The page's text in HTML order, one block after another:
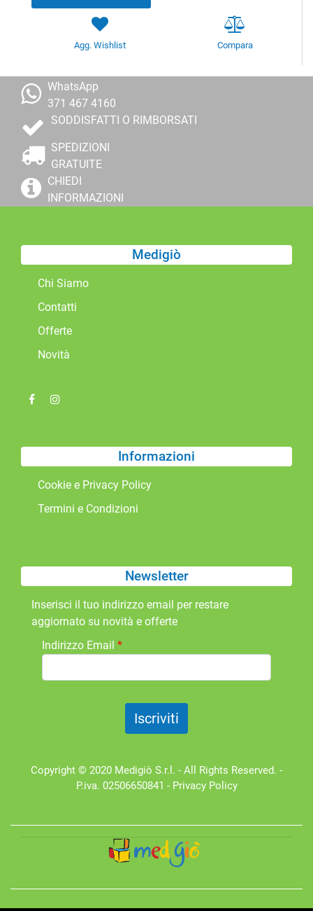
Agg. Wishlist Compara
WhatsApp
371 467 4160
SODDISFATTI O RIMBORSATI
SPEDIZIONI
GRATUITE
CHIEDI
INFORMAZIONI
Medigiò
Chi Siamo
Contatti
Offerte
Novità
Informazioni
Cookie e Privacy Policy
Termini e Condizioni
Newsletter
Inserisci il tuo indirizzo email per restare
aggiornato su novità e offerte
Indirizzo Email *
Copyright © 2020 Medigiò S.r.l. - All Rights Reserved. -
P.iva. 02506650841 - Privacy Policy